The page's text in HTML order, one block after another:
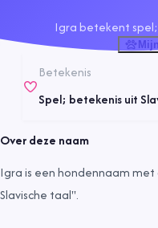
Igra betekent
Betekenis
Spel; betekenis uit
Over deze naam
Igra is een hondennaam
Slavische taal".